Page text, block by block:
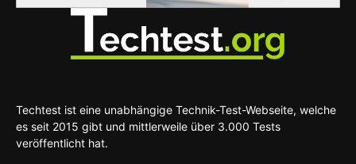
Techtest ist eine unabhängige Technik-Test-Webseite, welche
es seit 2015 gibt und mittlerweile über 3.000 Tests
veröffentlicht hat.